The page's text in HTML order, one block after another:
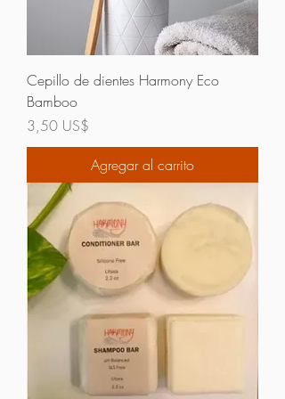
Cepillo de dientes Harmony Eco
Bamboo
Precio
3,50 US$
Agregar al carrito